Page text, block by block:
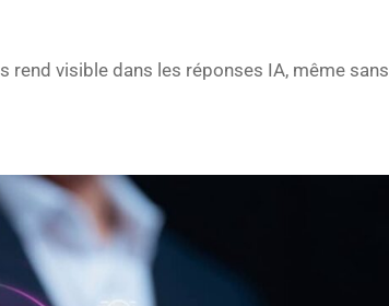
rend visible dans les réponses IA, même sans